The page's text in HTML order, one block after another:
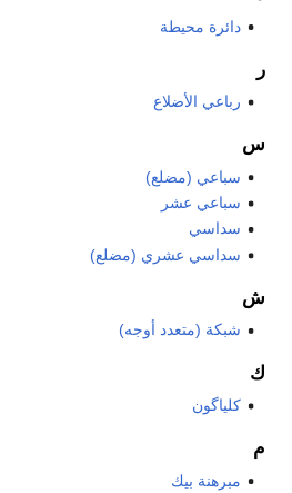
دائرة محيطة
ر
رباعي الأضلاع
س
سباعي (مضلع)
سباعي عشر
سداسي
سداسي عشري (مضلع)
ش
شبكة (متعدد أوجه)
ك
كلياگون
م
مبرهنة بيك